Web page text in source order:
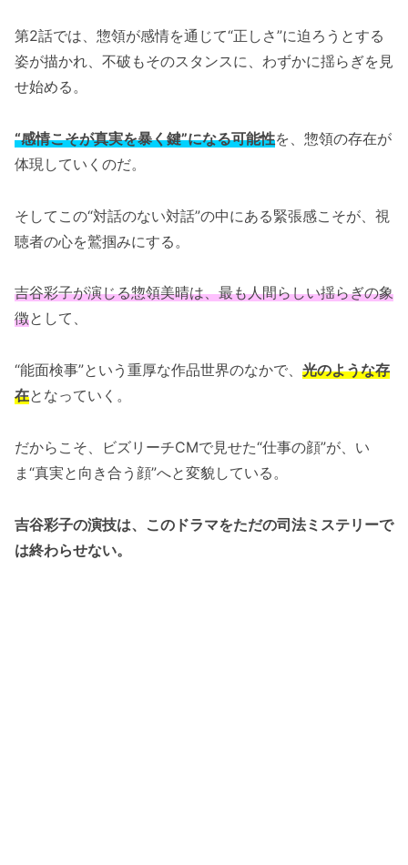
第2話では、惣領が感情を通じて“正しさ”に迫ろうとする
姿が描かれ、不破もそのスタンスに、わずかに揺らぎを見
せ始める。
“感情こそが真実を暴く鍵”になる可能性を、惣領の存在が
体現していくのだ。
そしてこの“対話のない対話”の中にある緊張感こそが、視
聴者の心を鷲掴みにする。
吉谷彩子が演じる惣領美晴は、最も人間らしい揺らぎの象
徴として、
“能面検事”という重厚な作品世界のなかで、 光のような存
在となっていく。
だからこそ、ビズリーチCMで見せた“仕事の顔”が、い
ま“真実と向き合う顔”へと変貌している。
吉谷彩子の演技は、このドラマをただの司法ミステリーで
は終わらせない。